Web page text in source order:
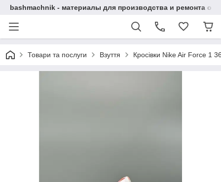
bashmachnik - материалы для производства и ремонта
Товари та послуги Взуття Кросівки Nike Air Force 1